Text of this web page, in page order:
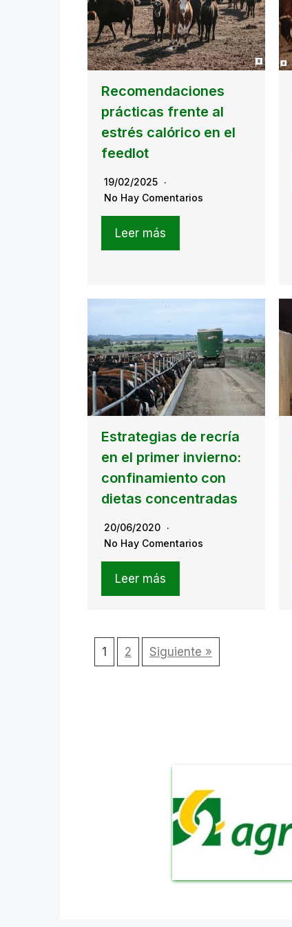
Recomendaciones
prácticas frente al
estrés calórico en el
feedlot
19/02/2025
No Hay Comentarios
Leer más
Estrategias de recría
en el primer invierno:
confinamiento con
dietas concentradas
20/06/2020
No Hay Comentarios
Leer más
1 2 Siguiente »